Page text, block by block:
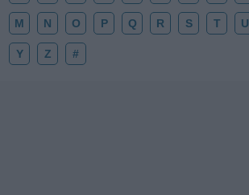
M N O P Q R S T U
Y Z #